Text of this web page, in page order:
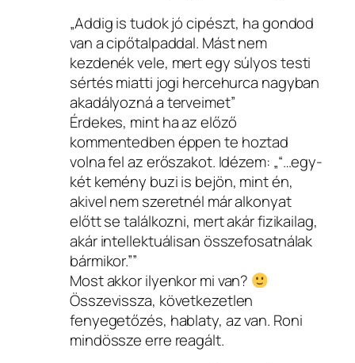
„Addig is tudok jó cipészt, ha gondod
van a cipőtalpaddal. Mást nem
kezdenék vele, mert egy súlyos testi
sértés miatti jogi hercehurca nagyban
akadályozná a terveimet”
Érdekes, mint ha az előző
kommentedben éppen te hoztad
volna fel az erőszakot. Idézem: „“…egy-
két kemény buzi is bejön, mint én,
akivel nem szeretnél már alkonyat
előtt se találkozni, mert akár fizikailag,
akár intellektuálisan összefosatnálak
bármikor.””
Most akkor ilyenkor mi van?
Összevissza, következetlen
fenyegetőzés, hablaty, az van. Roni
mindössze erre reagált.